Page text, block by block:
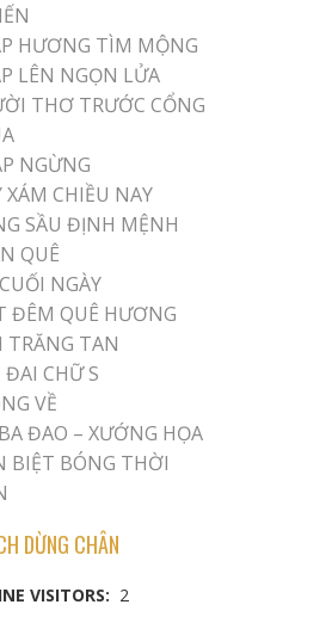
HƯƠNG TÌM MỘNG
LÊN NGỌN LỬA
THƠ TRƯỚC CỔNG
NGỪNG
XÁM CHIỀU NAY
SẦU ĐỊNH MỆNH
QUÊ
NGÀY
ĐÊM QUÊ HƯƠNG
TRĂNG TAN
CHỮ S
VỀ
ĐAO – XƯỚNG HỌA
BIỆT BÓNG THỜI
DỪNG CHÂN
VISITORS: 2